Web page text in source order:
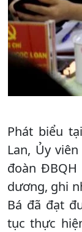
Phát biểu
Lan, Ủy
đoàn
dương, ghi
Bá đã đạt
tục thực